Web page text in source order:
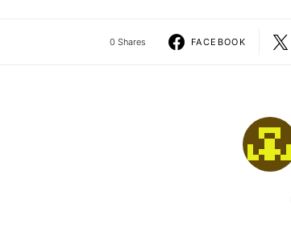
0 Shares FACEBOOK